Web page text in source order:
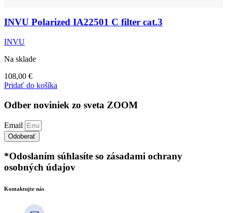
INVU Polarized IA22501 C filter cat.3
INVU
Na sklade
108,00 €
Pridať do košíka
Odber noviniek zo sveta ZOOM
Email
Odoberať
*Odoslaním súhlasíte so zásadami ochrany
osobných údajov
Kontaktujte nás